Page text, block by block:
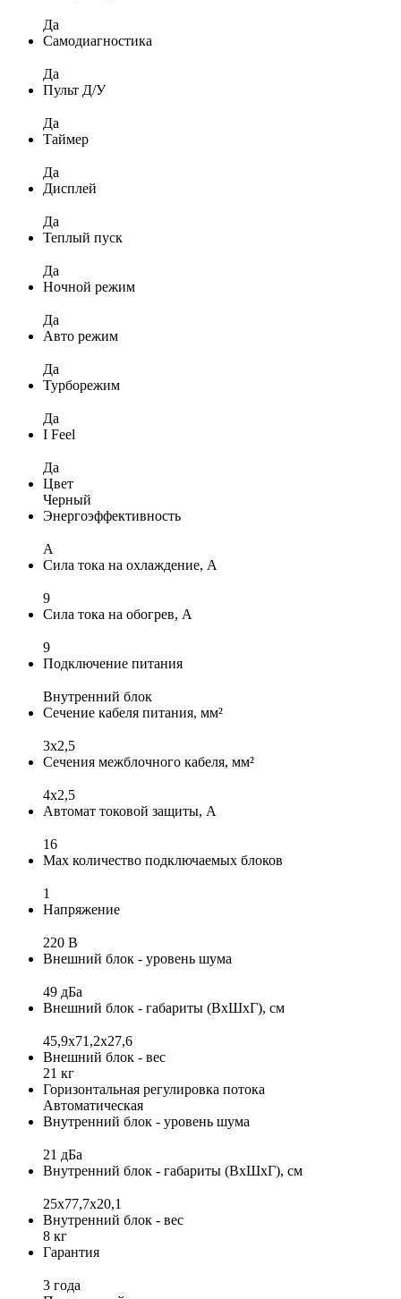
Да
Самодиагностика
Да
Пульт Д/У
Да
Таймер
Да
Дисплей
Да
Теплый пуск
Да
Ночной режим
Да
Авто режим
Да
Турборежим
Да
I Feel
Да
Цвет
Черный
Энергоэффективность
A
Сила тока на охлаждение, А
9
Сила тока на обогрев, А
9
Подключение питания
Внутренний блок
Сечение кабеля питания, мм²
3х2,5
Сечения межблочного кабеля, мм²
4х2,5
Автомат токовой защиты, А
16
Max количество подключаемых блоков
1
Напряжение
220 В
Внешний блок - уровень шума
49 дБа
Внешний блок - габариты (ВхШхГ), см
45,9x71,2х27,6
Внешний блок - вес
21 кг
Горизонтальная регулировка потока
Автоматическая
Внутренний блок - уровень шума
21 дБа
Внутренний блок - габариты (ВхШхГ), см
25x77,7x20,1
Внутренний блок - вес
8 кг
Гарантия
3 года